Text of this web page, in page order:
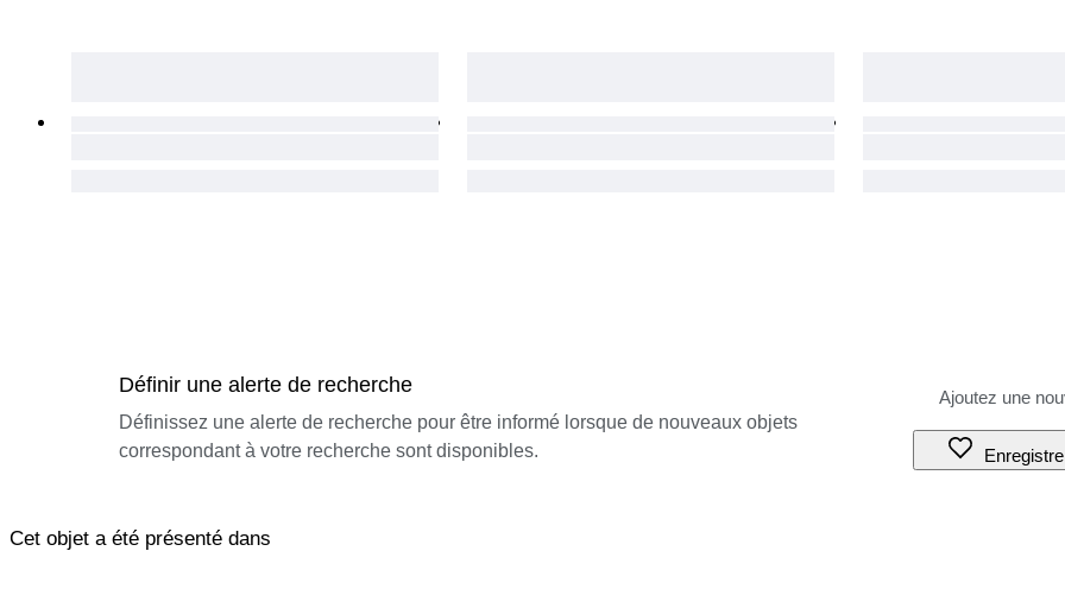
Définir une alerte de recherche
Définissez une alerte de recherche pour être informé lorsque de nouveaux objets
correspondant à votre recherche sont disponibles.
Cet objet a été présenté dans